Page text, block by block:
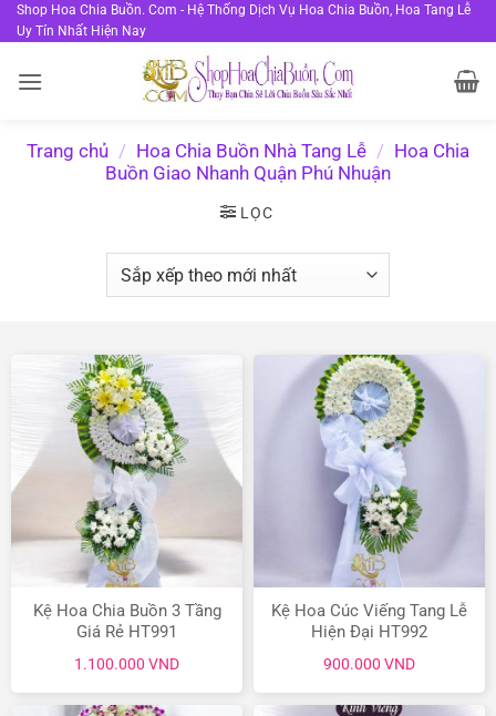
Bỏ
qua
dung
Shop Hoa Chia Buồn. Com - Hệ Thống Dịch Vụ Hoa Chia Buồn, Hoa Tang Lễ
Uy Tín Nhất Hiện Nay
Trang chủ / Hoa Chia Buồn Nhà Tang Lễ / Hoa Chia
Buồn Giao Nhanh Quận Phú Nhuận
LỌC
Kệ Hoa Chia Buồn 3 Tầng
Giá Rẻ HT991
1.100.000 VND
Kệ Hoa Cúc Viếng Tang Lễ
Hiện Đại HT992
900.000 VND